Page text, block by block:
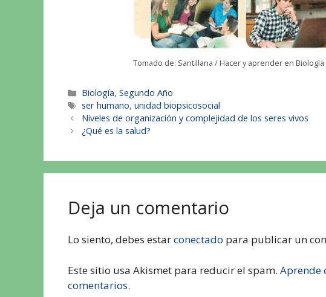
Tomado de: Santillana / Hacer y aprender en Biología
Biología,Segundo Año
ser humano,unidad biopsicosocial
Niveles de organización y complejidad de los seres vivos
¿Qué es la salud?
Deja un comentario
Lo siento, debes estarconectado para publicar un
Este sitio usa Akismet para reducir el spam. Aprende
comentarios.